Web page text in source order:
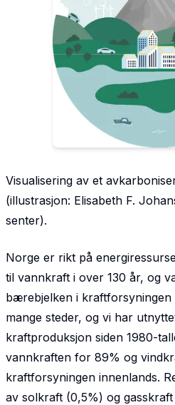
Visualisering av et
(illustrasjon: Elisabeth F.
senter).
Norge er rikt på
til vannkraft i over 130 år, og
bærebjelken i kraftforsyningen
mange steder, og vi har
kraftproduksjon siden 1980-
vannkraften for 89% og
kraftforsyningen innenlands.
av solkraft (0,5%) og gasskraft